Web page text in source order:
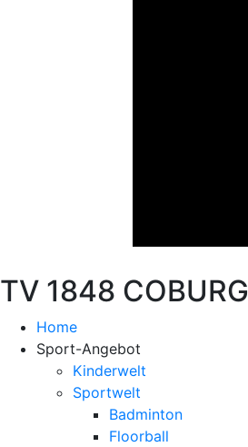
TV 1848 COBURG
Home
Sport-Angebot
Kinderwelt
Sportwelt
Badminton
Floorball